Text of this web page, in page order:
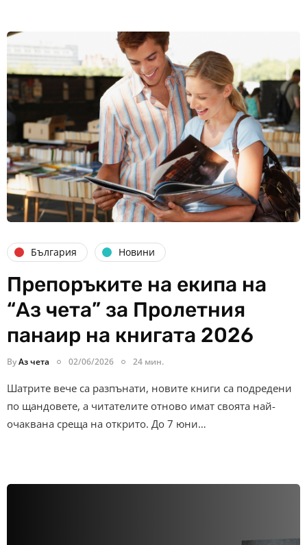
България Новини
Препоръките на екипа на
“Аз чета” за Пролетния
панаир на книгата 2026
ByАз чета 02/06/2026 24 мин.
Шатрите вече са разпънати, новите книги са подредени
по щандовете, а читателите отново имат своята най-
очаквана среща на открито. До 7 юни…